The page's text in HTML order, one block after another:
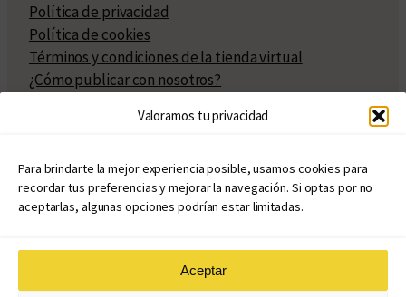
Valoramos tu privacidad
Para brindarte la mejor experiencia posible, usamos cookies para
recordar tus preferencias y mejorar la navegación. Si optas por no
aceptarlas, algunas opciones podrían estar limitadas.
Aceptar
Política de privacidad
Política de cookies
Términos y condiciones de la tienda virtual
¿Cómo publicar con nosotros?
Políticas de publicación
Políticas de coedición
Atribuciones